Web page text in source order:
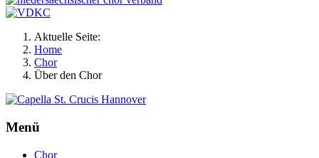
Aktuelle Seite:
Home
Chor
Über den Chor
Menü
Chor